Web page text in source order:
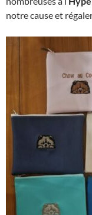
notre cause et